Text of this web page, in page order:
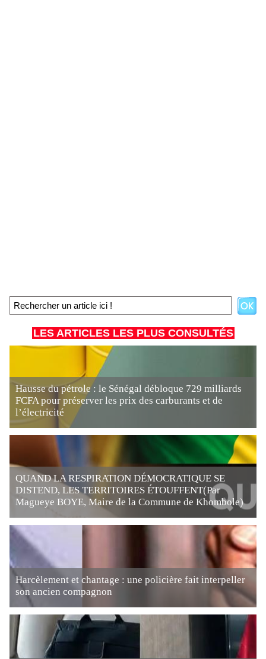
LES ARTICLES LES PLUS CONSULTÉS
Hausse du pétrole : le Sénégal débloque 729 milliards
FCFA pour préserver les prix des carburants et de
l’électricité
QUAND LA RESPIRATION DÉMOCRATIQUE SE
DISTEND, LES TERRITOIRES ÉTOUFFENT(Par
Magueye BOYE, Maire de la Commune de Khombole)
Harcèlement et chantage : une policière fait interpeller
son ancien compagnon